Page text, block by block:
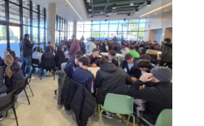
também
as primeiras
no Espaço Cooperar
da Sicredi